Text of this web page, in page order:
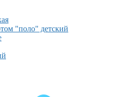
"поло" детский